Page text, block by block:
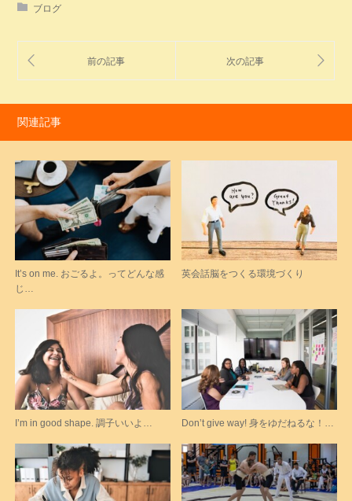
ブログ
関連記事
It’s on me. おごるよ。ってどんな感
じ…
英会話脳をつくる環境づくり
I’m in good shape. 調子いいよ… Don’t give way! 身をゆだねるな！…